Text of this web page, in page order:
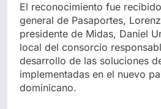
El reconocimiento fue
general de Pasaportes,
presidente de Midas, Daniel
local del consorcio
desarrollo de las soluciones
implementadas en el nuevo
dominicano.